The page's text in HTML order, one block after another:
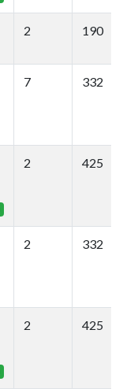
2 190
7 332
2 425
2 332
2 425